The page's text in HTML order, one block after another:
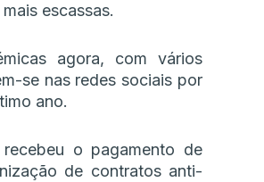
escassas.
agora, com vários
se nas redes sociais por
ano.
o pagamento de
de contratos anti-